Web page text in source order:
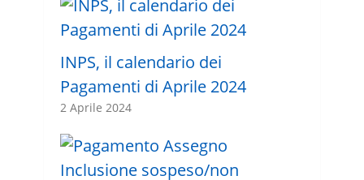
INPS, il calendario dei
Pagamenti di Aprile 2024
2 Aprile 2024